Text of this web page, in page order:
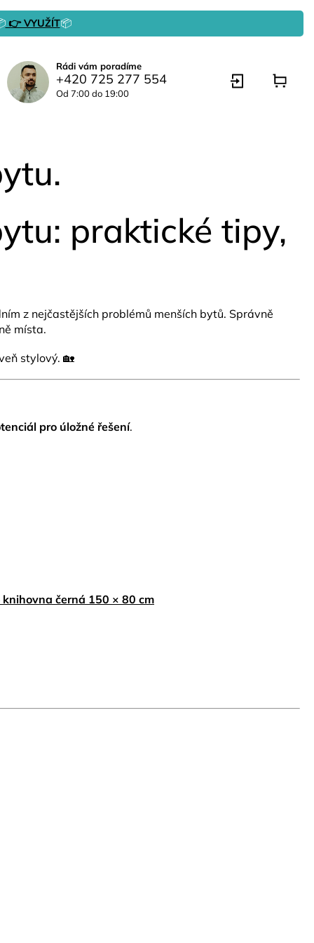
👉 VYUŽÍT📦
Rádi vám poradíme
+420 725 277 554
Od 7:00 do 19:00
praktické tipy,
z nejčastějších problémů menších bytů. Správně
místa.
stylový. 🏡
pro úložné řešení.
knihovna černá 150 × 80 cm